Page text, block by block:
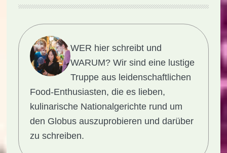
WER hier schreibt und
WARUM? Wir sind eine lustige
Truppe aus leidenschaftlichen
Food-Enthusiasten, die es lieben,
kulinarische Nationalgerichte rund um
den Globus auszuprobieren und darüber
zu schreiben.